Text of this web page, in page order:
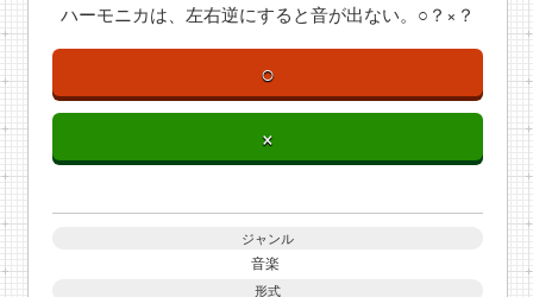
ハーモニカは、左右逆にすると音が出ない。○？×？
○
×
ジャンル
音楽
形式